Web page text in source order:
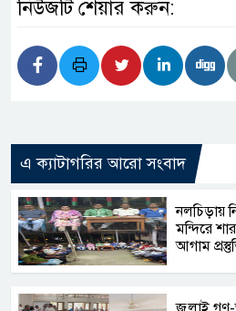
নিউজটি শেয়ার করুন:
এ ক্যাটাগরির আরো সংবাদ
নলচিড়ায়
মন্দিরে
আগাম